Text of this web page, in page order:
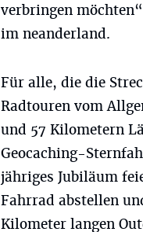
verbringen
im neanderland.
Für alle, die die
Radtouren vom
und 57 Kilometern
Geocaching-
jähriges Jubiläum
Fahrrad abstellen
Kilometer langen